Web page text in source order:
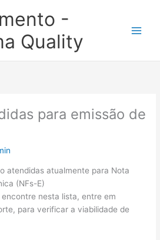
-
Quality
para emissão de
atendidas atualmente para Nota
(NFs-E)
nesta lista, entre em
para verificar a viabilidade de